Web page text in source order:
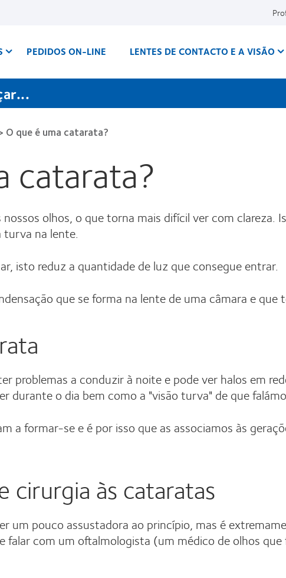
PEDIDOS ON-LINE LENTES DE CONTACTO E A VISÃO
O que é uma catarata?
catarata?
olhos, o que torna mais difícil ver com clareza.
na lente.
isto reduz a quantidade de luz que consegue entrar.
que se forma na lente de uma câmara e
problemas a conduzir à noite e pode ver halos em
durante o dia bem como a "visão turva" de que
a formar-se e é por isso que as associamos às
cirurgia às cataratas
um pouco assustadora ao princípio, mas é
falar com um oftalmologista (um médico de olhos